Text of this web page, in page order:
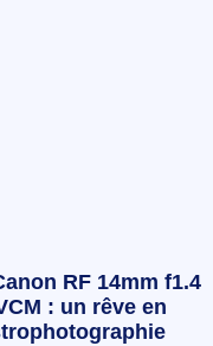
RF 14mm f1.4
: un rêve en